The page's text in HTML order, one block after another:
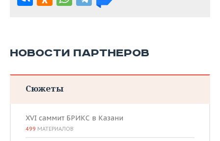
НОВОСТИ ПАРТНЕРОВ
Сюжеты
XVI саммит БРИКС в Казани
499 МАТЕРИАЛОВ